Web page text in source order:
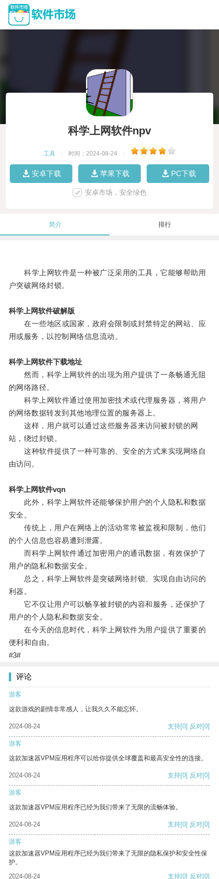
科学上网软件npv
工具 时间：2024-08-24
安卓下载 苹果下载 PC下载
安卓市场，安全绿色
简介 排行
科学上网软件是一种被广泛采用的工具，它能够帮助用
户突破网络封锁。
科学上网软件破解版
在一些地区或国家，政府会限制或封禁特定的网站、应
用或服务，以控制网络信息流动。
科学上网软件下载地址
然而，科学上网软件的出现为用户提供了一条畅通无阻
的网络路径。
科学上网软件通过使用加密技术或代理服务器，将用户
的网络数据转发到其他地理位置的服务器上。
这样，用户就可以通过这些服务器来访问被封锁的网
站，绕过封锁。
这种软件提供了一种可靠的、安全的方式来实现网络自
由访问。
科学上网软件vqn
此外，科学上网软件还能够保护用户的个人隐私和数据
安全。
传统上，用户在网络上的活动常常被监视和限制，他们
的个人信息也容易遭到泄露。
而科学上网软件通过加密用户的通讯数据，有效保护了
用户的隐私和数据安全。
总之，科学上网软件是突破网络封锁、实现自由访问的
利器。
它不仅让用户可以畅享被封锁的内容和服务，还保护了
用户的个人隐私和数据安全。
在今天的信息时代，科学上网软件为用户提供了重要的
便利和自由。
#3#
评论
游客
这款游戏的剧情非常感人，让我久久不能忘怀。
2024-08-24 支持[0] 反对[0]
游客
这款加速器VPM应用程序可以给你提供全球覆盖和最高安全性的连接。
2024-08-24 支持[0] 反对[0]
游客
这款加速器VPM应用程序已经为我们带来了无限的流畅体验。
2024-08-24 支持[0] 反对[0]
游客
这款加速器VPM应用程序已经为我们带来了无限的隐私保护和安全性保
护。
2024-08-24
支持[0] 反对[0]